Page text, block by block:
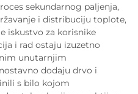
sekundarnog paljenja,
i distribuciju toplote,
iskustvo za korisnike
i rad ostaju izuzetno
unutarnjim
dodaju drvo i
s bilo kojom